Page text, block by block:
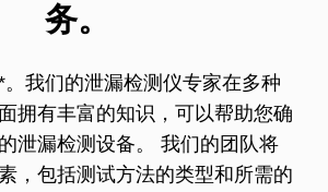
务。
我们的泄漏检测仪专家在多种
拥有丰富的知识，可以帮助您确
泄漏检测设备。 我们的团队将
，包括测试方法的类型和所需的